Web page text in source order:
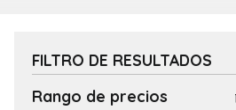
FILTRO DE RESULTADOS
Rango de precios